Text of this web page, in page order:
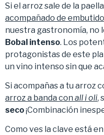
Si el arroz sale de la
acompañado de
nuestra gastronomía, no
Bobal intenso. Los
protagonistas de este
un vino intenso sin que
Si acompañas a tu arroz
arroz a banda con all i oli,
seco¡Combinación
Como ves la clave está